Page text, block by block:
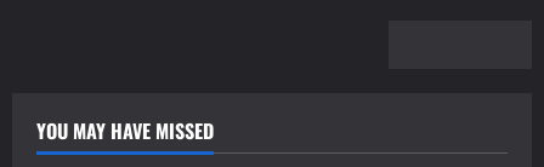
YOU MAY HAVE MISSED